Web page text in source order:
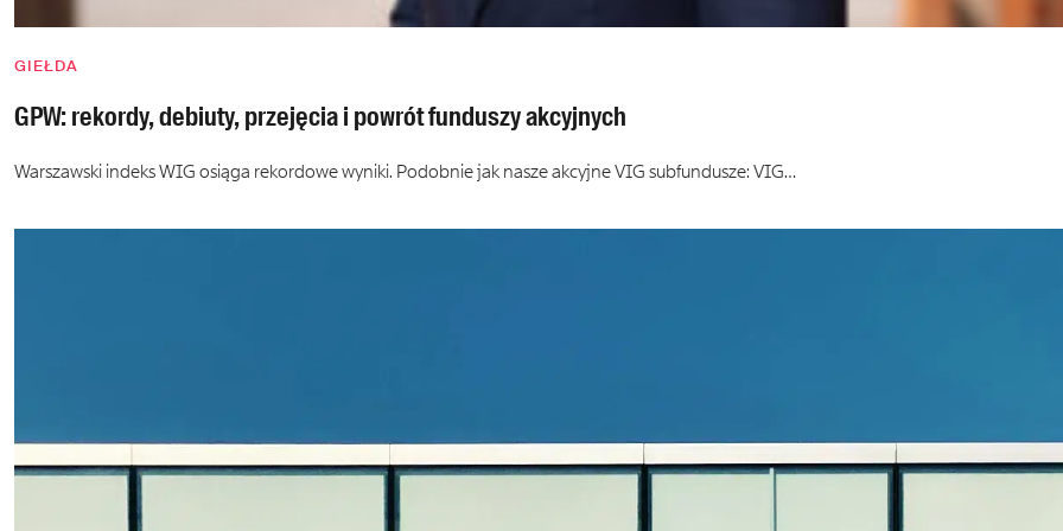
GIEŁDA
GPW: rekordy, debiuty, przejęcia i powrót funduszy akcyjnych
Warszawski indeks WIG osiąga rekordowe wyniki. Podobnie jak nasze akcyjne VIG subfundusze: VIG…